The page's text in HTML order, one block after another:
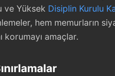
ve Yüksek Disiplin Kurulu
hem memurların
korumayı amaçlar.